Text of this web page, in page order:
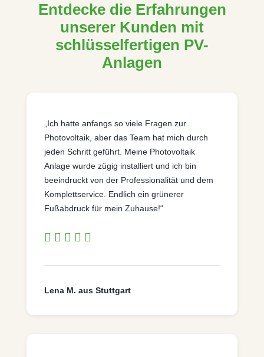
Entdecke die Erfahrungen
unserer Kunden mit
schlüsselfertigen PV-
Anlagen
„Ich hatte anfangs so viele Fragen zur
Photovoltaik, aber das Team hat mich durch
jeden Schritt geführt. Meine Photovoltaik
Anlage wurde zügig installiert und ich bin
beeindruckt von der Professionalität und dem
Komplettservice. Endlich ein grünerer
Fußabdruck für mein Zuhause!“
Lena M. aus Stuttgart